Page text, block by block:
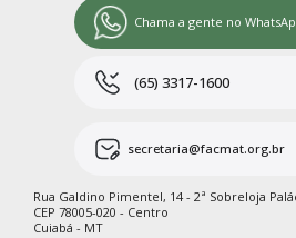
Chama a gente no
(65) 3317-1600
secretaria@facmat.org.br
Rua Galdino Pimentel, 14 - 2ª Sobreloja
CEP 78005-020 - Centro
Cuiabá - MT